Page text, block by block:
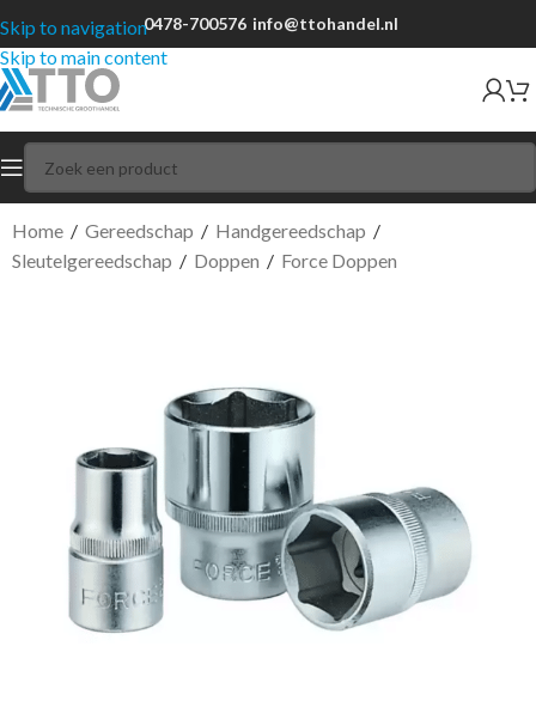
Skip to navigation
Skip to main content
0478-700576 info@ttohandel.nl
Home / Gereedschap / Handgereedschap /
Sleutelgereedschap / Doppen / Force Doppen